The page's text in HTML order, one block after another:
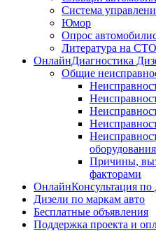
Система
Юмор
Опрос
Литература на
ОнлайнДиагностика
Общие
оборудования
Причины,
факторами
ОнлайнКонсультация
Дизели по маркам авто
Бесплатные объявления
Поддержка проекта и